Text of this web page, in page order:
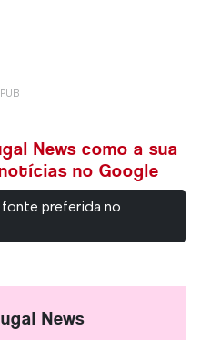
News como a sua
no Google
preferida no
News